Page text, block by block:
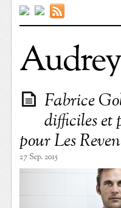
Fabrice
difficiles et
pour Les
27 Sep. 2015